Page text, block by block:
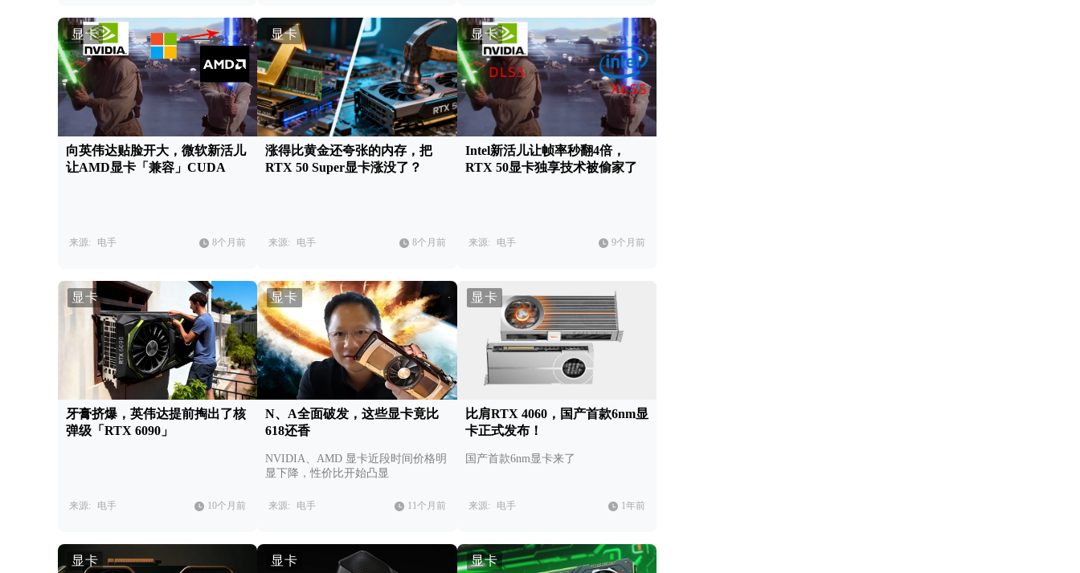
显卡
向英伟达贴脸开大，微软新活儿
让AMD显卡「兼容」CUDA
来源: 电手 8个月前
显卡
涨得比黄金还夸张的内存，把
RTX 50 Super显卡涨没了？
来源: 电手 8个月前
显卡
Intel新活儿让帧率秒翻4倍，
RTX 50显卡独享技术被偷家了
来源: 电手 9个月前
显卡
牙膏挤爆，英伟达提前掏出了核
弹级「RTX 6090」
来源: 电手 10个月前
显卡
N、A全面破发，这些显卡竟比
618还香
NVIDIA、AMD 显卡近段时间价格明
显下降，性价比开始凸显
来源: 电手 11个月前
显卡
比肩RTX 4060，国产首款6nm显
卡正式发布！
国产首款6nm显卡来了
来源: 电手 1年前
显卡 显卡 显卡